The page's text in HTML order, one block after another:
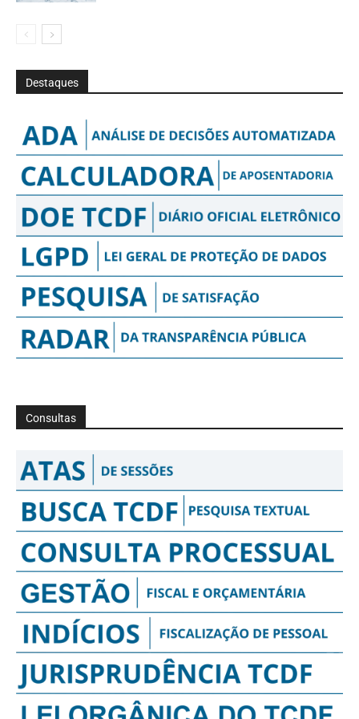
Destaques
Consultas